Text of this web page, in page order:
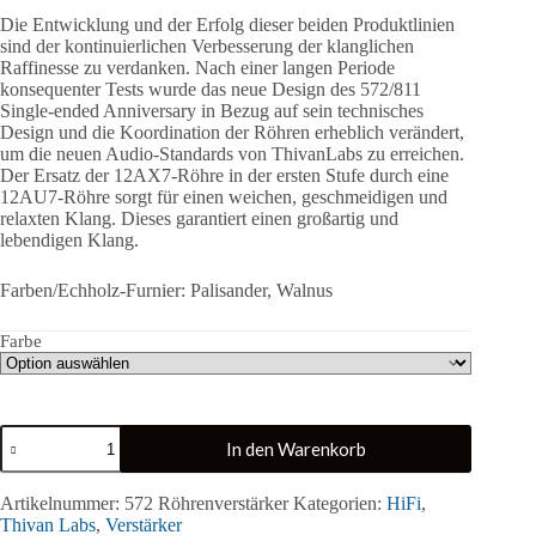
Die Entwicklung und der Erfolg dieser beiden Produktlinien
sind der kontinuierlichen Verbesserung der klanglichen
Raffinesse zu verdanken. Nach einer langen Periode
konsequenter Tests wurde das neue Design des 572/811
Single-ended Anniversary in Bezug auf sein technisches
Design und die Koordination der Röhren erheblich verändert,
um die neuen Audio-Standards von ThivanLabs zu erreichen.
Der Ersatz der 12AX7-Röhre in der ersten Stufe durch eine
12AU7-Röhre sorgt für einen weichen, geschmeidigen und
relaxten Klang. Dieses garantiert einen großartig und
lebendigen Klang.
Farben/Echholz-Furnier: Palisander, Walnus
Farbe
Thivan
Labs
|
572
Röhrenverstärker
Menge
In den Warenkorb
Artikelnummer: 572 Röhrenverstärker Kategorien: HiFi,
Thivan Labs, Verstärker